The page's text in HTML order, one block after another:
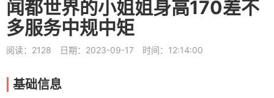
闻都世界的小姐姐身高170差不
多服务中规中矩
阅读：2128 日期：2023-09-17 时间：12:14:00
基础信息